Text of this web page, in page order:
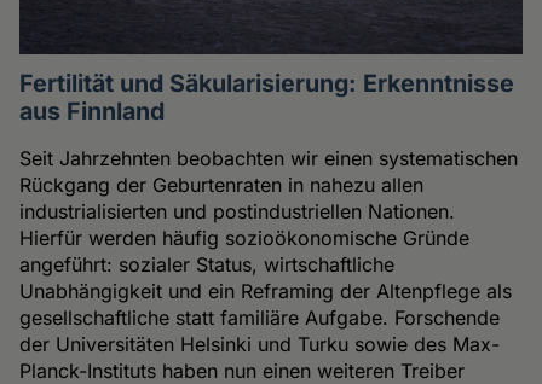
Fertilität und Säkularisierung: Erkenntnisse
aus Finnland
Seit Jahrzehnten beobachten wir einen systematischen
Rückgang der Geburtenraten in nahezu allen
industrialisierten und postindustriellen Nationen.
Hierfür werden häufig sozioökonomische Gründe
angeführt: sozialer Status, wirtschaftliche
Unabhängigkeit und ein Reframing der Altenpflege als
gesellschaftliche statt familiäre Aufgabe. Forschende
der Universitäten Helsinki und Turku sowie des Max-
Planck-Instituts haben nun einen weiteren Treiber